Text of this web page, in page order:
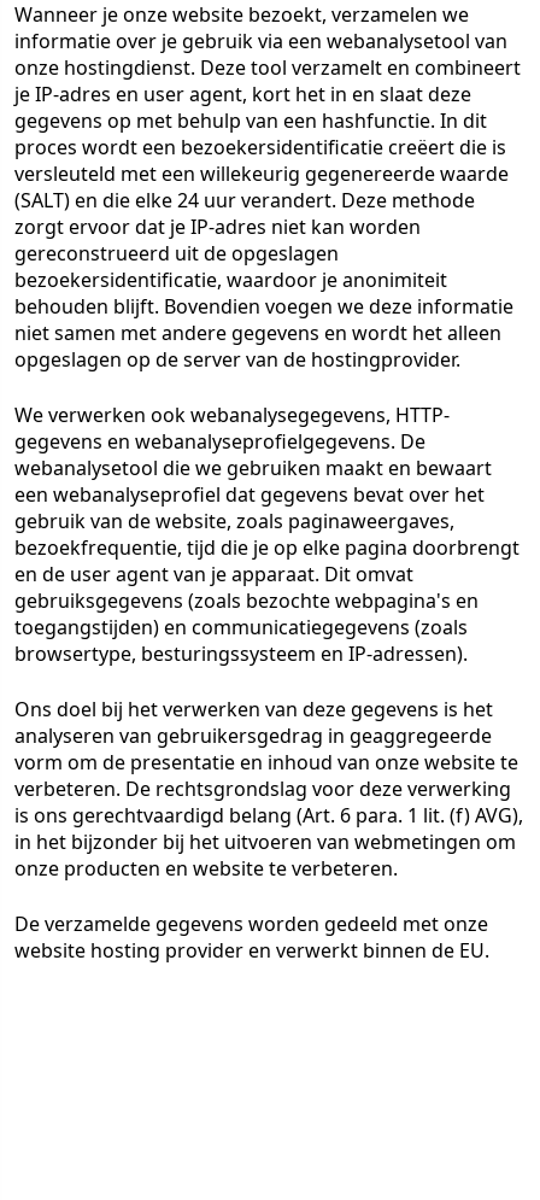
Wanneer je onze website bezoekt, verzamelen we
informatie over je gebruik via een webanalysetool van
onze hostingdienst. Deze tool verzamelt en combineert
je IP-adres en user agent, kort het in en slaat deze
gegevens op met behulp van een hashfunctie. In dit
proces wordt een bezoekersidentificatie creëert die is
versleuteld met een willekeurig gegenereerde waarde
(SALT) en die elke 24 uur verandert. Deze methode
zorgt ervoor dat je IP-adres niet kan worden
gereconstrueerd uit de opgeslagen
bezoekersidentificatie, waardoor je anonimiteit
behouden blijft. Bovendien voegen we deze informatie
niet samen met andere gegevens en wordt het alleen
opgeslagen op de server van de hostingprovider.
We verwerken ook webanalysegegevens, HTTP-
gegevens en webanalyseprofielgegevens. De
webanalysetool die we gebruiken maakt en bewaart
een webanalyseprofiel dat gegevens bevat over het
gebruik van de website, zoals paginaweergaves,
bezoekfrequentie, tijd die je op elke pagina doorbrengt
en de user agent van je apparaat. Dit omvat
gebruiksgegevens (zoals bezochte webpagina's en
toegangstijden) en communicatiegegevens (zoals
browsertype, besturingssysteem en IP-adressen).
Ons doel bij het verwerken van deze gegevens is het
analyseren van gebruikersgedrag in geaggregeerde
vorm om de presentatie en inhoud van onze website te
verbeteren. De rechtsgrondslag voor deze verwerking
is ons gerechtvaardigd belang (Art. 6 para. 1 lit. (f) AVG),
in het bijzonder bij het uitvoeren van webmetingen om
onze producten en website te verbeteren.
De verzamelde gegevens worden gedeeld met onze
website hosting provider en verwerkt binnen de EU.